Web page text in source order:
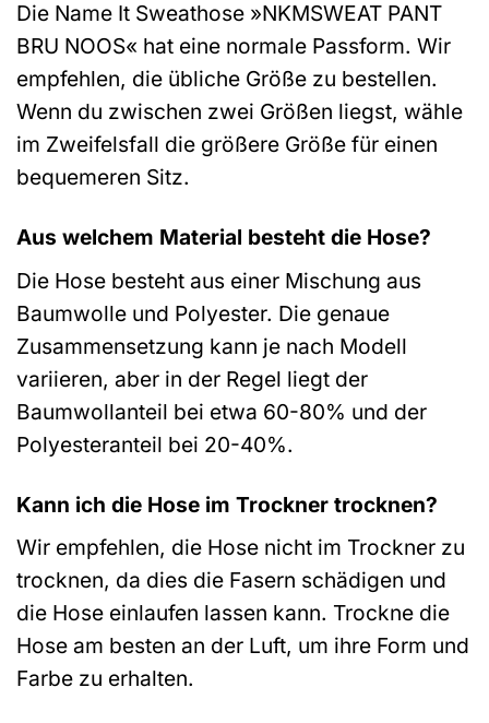
Die Name It Sweathose »NKMSWEAT PANT
BRU NOOS« hat eine normale Passform. Wir
empfehlen, die übliche Größe zu bestellen.
Wenn du zwischen zwei Größen liegst, wähle
im Zweifelsfall die größere Größe für einen
bequemeren Sitz.
Aus welchem Material besteht die Hose?
Die Hose besteht aus einer Mischung aus
Baumwolle und Polyester. Die genaue
Zusammensetzung kann je nach Modell
variieren, aber in der Regel liegt der
Baumwollanteil bei etwa 60-80% und der
Polyesteranteil bei 20-40%.
Kann ich die Hose im Trockner trocknen?
Wir empfehlen, die Hose nicht im Trockner zu
trocknen, da dies die Fasern schädigen und
die Hose einlaufen lassen kann. Trockne die
Hose am besten an der Luft, um ihre Form und
Farbe zu erhalten.